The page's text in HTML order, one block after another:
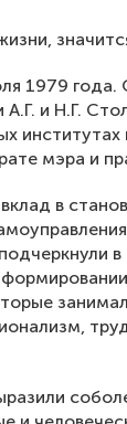
1979
и Н.Г.
мэра и
в